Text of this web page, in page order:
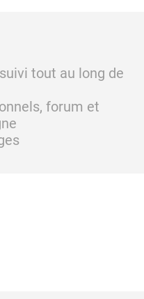
tout au long de
forum et